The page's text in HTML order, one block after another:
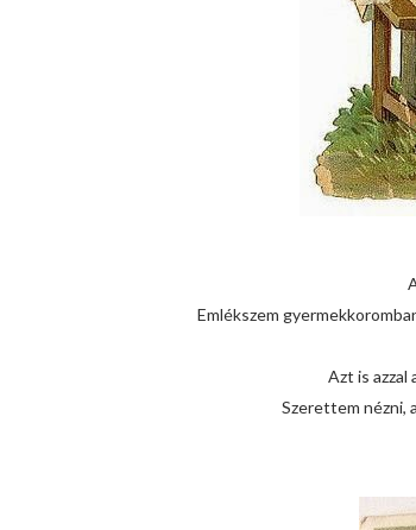
Emlékszem
Azt is azzal
Szerettem nézni,